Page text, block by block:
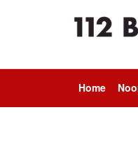
Home